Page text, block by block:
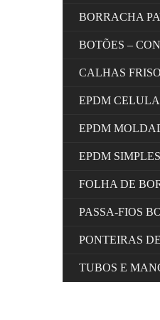
BORRACHA
BOTÕES –
CALHAS
EPDM
EPDM
EPDM SIMPLES
FOLHA DE
PASSA-FIOS
PONTEIRAS
TUBOS E